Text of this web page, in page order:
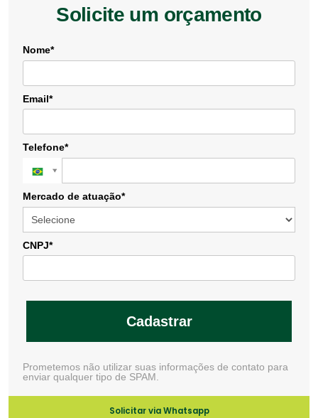
Solicite um orçamento
Nome*
Email*
Telefone*
Mercado de atuação*
CNPJ*
Cadastrar
Prometemos não utilizar suas informações de contato para
enviar qualquer tipo de SPAM.
Solicitar via Whatsapp